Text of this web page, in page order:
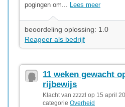
pogingen om... Lees meer
beoordeling oplossing: 1.0
Reageer als bedrijf
11 weken gewacht
rijbewijs
Klacht van zzzzl op 15 april
categorie Overheid